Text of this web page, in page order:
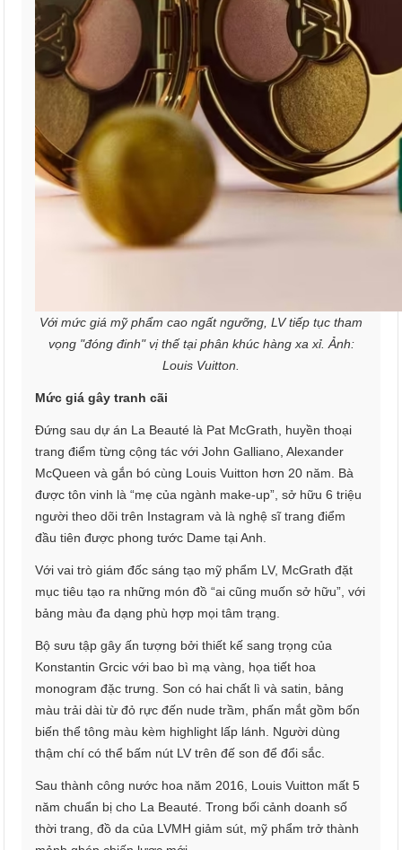
Với mức giá mỹ phẩm cao ngất ngưỡng, LV tiếp tục tham
vọng "đóng đinh" vị thế tại phân khúc hàng xa xỉ. Ảnh:
Louis Vuitton.
Mức giá gây tranh cãi
Đứng sau dự án La Beauté là Pat McGrath, huyền thoại
trang điểm từng cộng tác với John Galliano, Alexander
McQueen và gắn bó cùng Louis Vuitton hơn 20 năm. Bà
được tôn vinh là “mẹ của ngành make-up”, sở hữu 6 triệu
người theo dõi trên Instagram và là nghệ sĩ trang điểm
đầu tiên được phong tước Dame tại Anh.
Với vai trò giám đốc sáng tạo mỹ phẩm LV, McGrath đặt
mục tiêu tạo ra những món đồ “ai cũng muốn sở hữu”, với
bảng màu đa dạng phù hợp mọi tâm trạng.
Bộ sưu tập gây ấn tượng bởi thiết kế sang trọng của
Konstantin Grcic với bao bì mạ vàng, họa tiết hoa
monogram đặc trưng. Son có hai chất lì và satin, bảng
màu trải dài từ đỏ rực đến nude trầm, phấn mắt gồm bốn
biến thể tông màu kèm highlight lấp lánh. Người dùng
thậm chí có thể bấm nút LV trên đế son để đổi sắc.
Sau thành công nước hoa năm 2016, Louis Vuitton mất 5
năm chuẩn bị cho La Beauté. Trong bối cảnh doanh số
thời trang, đồ da của LVMH giảm sút, mỹ phẩm trở thành